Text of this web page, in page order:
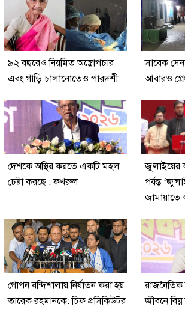
৯২ বছরেও নিয়মিত অস্ত্রোপচার
এবং গাড়ি চালানোতেও পারদর্শী
সাবেক
আবারও
দেশকে অস্থির করতে একটি মহল
চেষ্টা করছে : ফখরুল
জুলাইয়ের
পর্যন্ত
গোপন বন্দিশালায় নির্যাতন করা হয়
তারেক রহমানকে: চিফ প্রসিকিউটর
রাজনৈতিক
জীবনে বিঘ্ন